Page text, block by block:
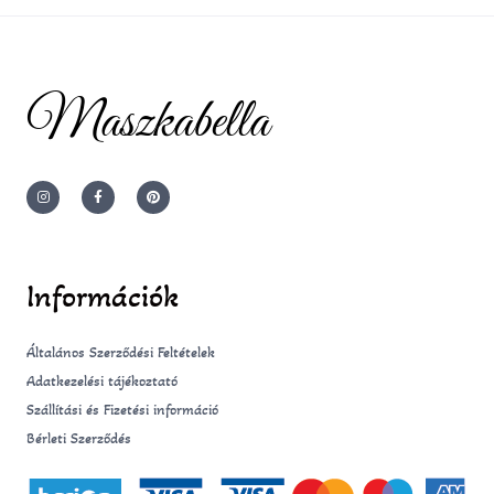
Maszkabella
n
s
t
a
c
e
f
i
n
t
Információk
Általános Szerződési Feltételek
Adatkezelési tájékoztató
Szállítási és Fizetési információ
Bérleti Szerződés